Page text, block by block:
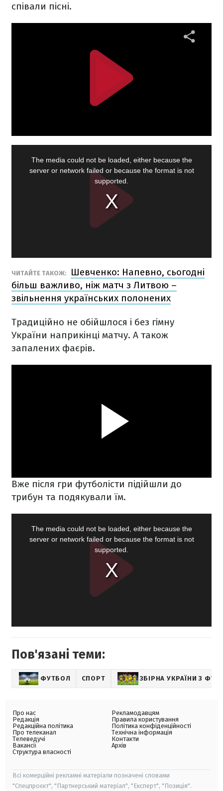
співали пісні.
ЧИТАЙТЕ ТАКОЖ:
Шевченко: Напевно, сьогодні
більш важливо, ніж матч з Литвою –
звільнення українських полонених
Традиційно не обійшлося і без гімну
України наприкінці матчу. А також
запалених фаєрів.
Вже після гри футболісти підійшли до
трибун та подякували їм.
Пов'язані теми:
ФУТБОЛ СПОРТ ЗБІРНА УКРАЇНИ З
Про нас
Редакція
Редакційна політика
Про телеканал
Телеведучі
Вакансії
Структура власності
Рекламодавцям
Правила користування
Політика конфіденційності
Технічна інформація
Контакти
Архів
Всі комерційні рекламні матеріали позначені словами
"Спецпроєкт", "Партнерський матеріал", "Експерт", "Позиція".